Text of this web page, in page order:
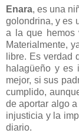
Enara, es una
golondrina, y es
a la que hemos
Materialmente,
libre. Es verdad
halagüeño y es
mejor, si sus
cumplido,
de aportar algo
injusticia y la
diario.